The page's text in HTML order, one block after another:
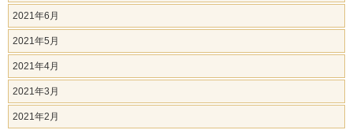
2021年6月
2021年5月
2021年4月
2021年3月
2021年2月